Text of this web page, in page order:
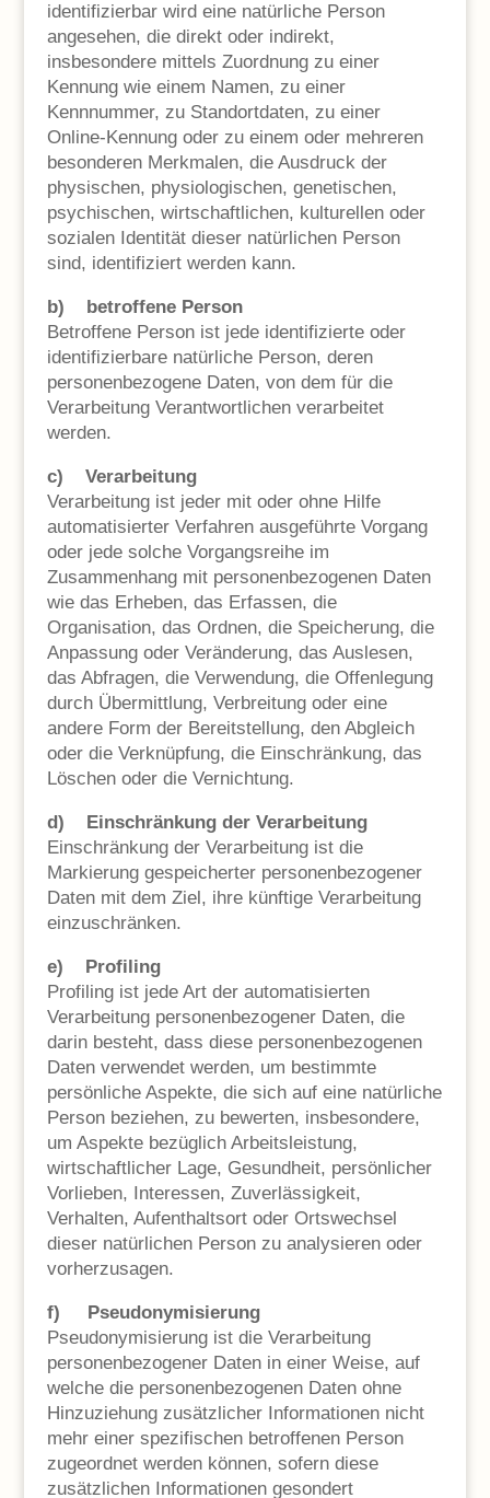
identifizierbar wird eine natürliche Person
angesehen, die direkt oder indirekt,
insbesondere mittels Zuordnung zu einer
Kennung wie einem Namen, zu einer
Kennnummer, zu Standortdaten, zu einer
Online-Kennung oder zu einem oder mehreren
besonderen Merkmalen, die Ausdruck der
physischen, physiologischen, genetischen,
psychischen, wirtschaftlichen, kulturellen oder
sozialen Identität dieser natürlichen Person
sind, identifiziert werden kann.
b) betroffene Person
Betroffene Person ist jede identifizierte oder
identifizierbare natürliche Person, deren
personenbezogene Daten, von dem für die
Verarbeitung Verantwortlichen verarbeitet
werden.
c) Verarbeitung
Verarbeitung ist jeder mit oder ohne Hilfe
automatisierter Verfahren ausgeführte Vorgang
oder jede solche Vorgangsreihe im
Zusammenhang mit personenbezogenen Daten
wie das Erheben, das Erfassen, die
Organisation, das Ordnen, die Speicherung, die
Anpassung oder Veränderung, das Auslesen,
das Abfragen, die Verwendung, die Offenlegung
durch Übermittlung, Verbreitung oder eine
andere Form der Bereitstellung, den Abgleich
oder die Verknüpfung, die Einschränkung, das
Löschen oder die Vernichtung.
d) Einschränkung der Verarbeitung
Einschränkung der Verarbeitung ist die
Markierung gespeicherter personenbezogener
Daten mit dem Ziel, ihre künftige Verarbeitung
einzuschränken.
e) Profiling
Profiling ist jede Art der automatisierten
Verarbeitung personenbezogener Daten, die
darin besteht, dass diese personenbezogenen
Daten verwendet werden, um bestimmte
persönliche Aspekte, die sich auf eine natürliche
Person beziehen, zu bewerten, insbesondere,
um Aspekte bezüglich Arbeitsleistung,
wirtschaftlicher Lage, Gesundheit, persönlicher
Vorlieben, Interessen, Zuverlässigkeit,
Verhalten, Aufenthaltsort oder Ortswechsel
dieser natürlichen Person zu analysieren oder
vorherzusagen.
f) Pseudonymisierung
Pseudonymisierung ist die Verarbeitung
personenbezogener Daten in einer Weise, auf
welche die personenbezogenen Daten ohne
Hinzuziehung zusätzlicher Informationen nicht
mehr einer spezifischen betroffenen Person
zugeordnet werden können, sofern diese
zusätzlichen Informationen gesondert